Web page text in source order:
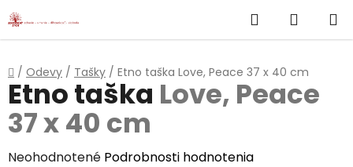
Prejsť
na
Hľadať
KOŠÍK
Domov
/ Odevy / Tašky / Etno taška Love, Peace 37 x 40 cm
Etno taška Love, Peace
37 x 40 cm
Priemerné
Neohodnotené Podrobnosti hodnotenia